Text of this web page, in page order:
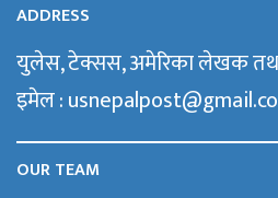
ADDRESS
युलेस, टेक्सस, अमेरिका लेखक तथा
इमेल :
OUR TEAM